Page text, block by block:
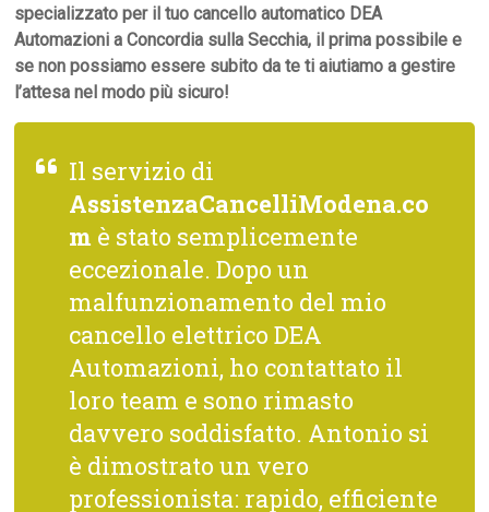
specializzato per il tuo cancello automatico DEA
Automazioni a Concordia sulla Secchia, il prima possibile e
se non possiamo essere subito da te ti aiutiamo a gestire
l’attesa nel modo più sicuro!
Il servizio di
AssistenzaCancelliModena.co
m è stato semplicemente
eccezionale. Dopo un
malfunzionamento del mio
cancello elettrico DEA
Automazioni, ho contattato il
loro team e sono rimasto
davvero soddisfatto. Antonio si
è dimostrato un vero
professionista: rapido, efficiente